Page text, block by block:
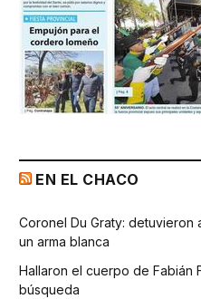
EN EL CHACO
Coronel Du Graty: detuvieron
un arma blanca
Hallaron el cuerpo de Fabián
búsqueda